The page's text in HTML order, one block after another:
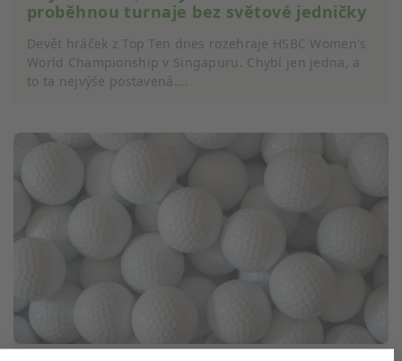
proběhnou turnaje bez světové jedničky
Devět hráček z Top Ten dnes rozehraje HSBC Women's
World Championship v Singapuru. Chybí jen jedna, a
to ta nejvýše postavená....